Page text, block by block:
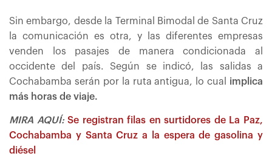
Sin embargo, desde la Terminal Bimodal de Santa Cruz
la comunicación es otra, y las diferentes empresas
venden los pasajes de manera condicionada al
occidente del país. Según se indicó, las salidas a
Cochabamba serán por la ruta antigua, lo cual implica
más horas de viaje.
MIRA AQUÍ:Se registran filas en surtidores de La Paz,
Cochabamba y Santa Cruz a la espera de gasolina y
diésel